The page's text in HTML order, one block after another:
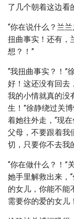
了几个朝着这边看
“你在说什么？兰
扭曲事实！还有，
想？！”
“我扭曲事实？！”
好！这还没有回去
我的小情就真的没
生！”徐静绕过关
着她往外走，“现
父母，不要跟着我
切，只要你不去我
“你在做什么？！”
她手里解救出来，
的女儿，你能不能
需要你的爱的女儿